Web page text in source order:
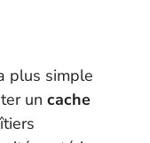
plus simple
un cache